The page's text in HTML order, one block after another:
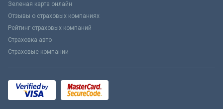
Зеленая карта онлайн
Отзывы о страховых компаниях
Рейтинг страховых компаний
Страховка авто
Страховые компании